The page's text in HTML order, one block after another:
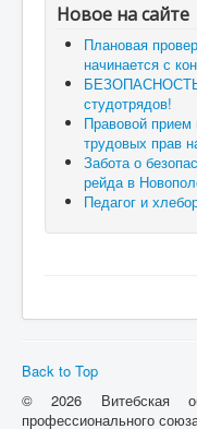
Новое на сайте
Плановая
начинается с
студотрядов!
Правовой
трудовых прав
Забота о
рейда в
Педагог и
Back to Top
© 2026 Витебская
профессионального